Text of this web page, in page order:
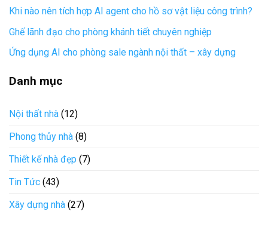
Khi nào nên tích hợp AI agent cho hồ sơ vật liệu công trình?
Ghế lãnh đạo cho phòng khánh tiết chuyên nghiệp
Ứng dụng AI cho phòng sale ngành nội thất – xây dựng
Danh mục
Nội thất nhà (12)
Phong thủy nhà (8)
Thiết kế nhà đẹp (7)
Tin Tức (43)
Xây dựng nhà (27)